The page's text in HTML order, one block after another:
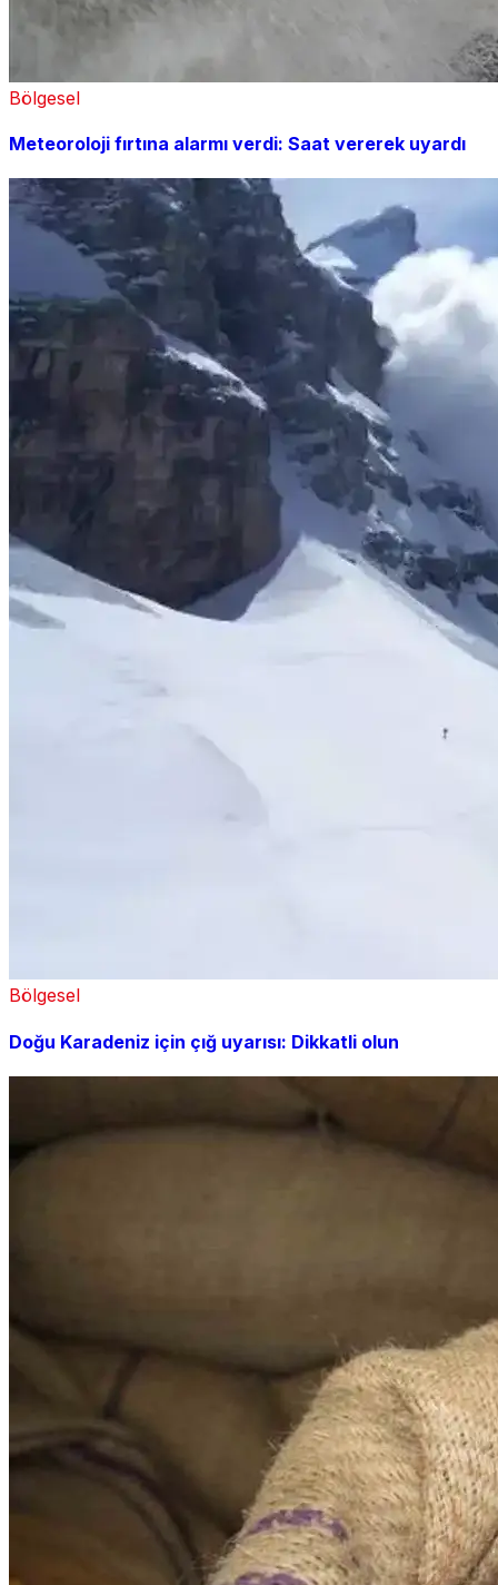
Bölgesel
Meteoroloji fırtına alarmı verdi: Saat vererek uyardı
Bölgesel
Doğu Karadeniz için çığ uyarısı: Dikkatli olun